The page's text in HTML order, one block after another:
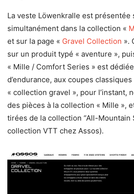
La veste Löwenkralle est présentée
simultanément dans la collection «
et sur la page « Gravel Collection ».
sur un produit typé « aventure »,
« Mille / Comfort Series » est
d’endurance, aux coupes
« collection gravel », pour l’instant,
des pièces à la collection « Mille »,
tirées de la collection “All-Mountain
collection VTT chez Assos).